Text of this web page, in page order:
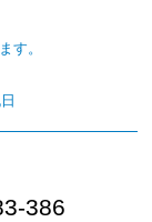
す。
386